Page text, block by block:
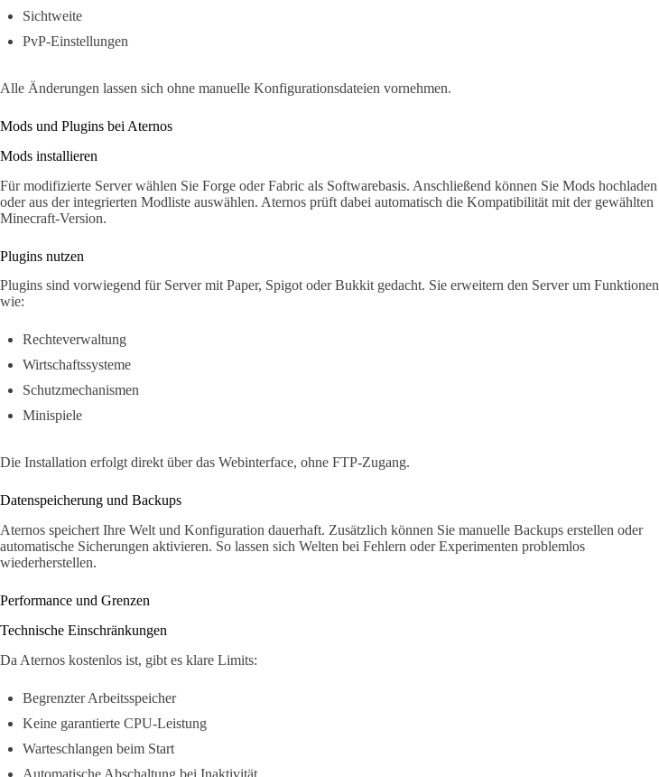
Sichtweite
PvP-Einstellungen
Alle Änderungen lassen sich ohne manuelle Konfigurationsdateien vornehmen.
Mods und Plugins bei Aternos
Mods installieren
Für modifizierte Server wählen Sie Forge oder Fabric als Softwarebasis. Anschließend können Sie Mods hochladen
oder aus der integrierten Modliste auswählen. Aternos prüft dabei automatisch die Kompatibilität mit der gewählten
Minecraft-Version.
Plugins nutzen
Plugins sind vorwiegend für Server mit Paper, Spigot oder Bukkit gedacht. Sie erweitern den Server um Funktionen
wie:
Rechteverwaltung
Wirtschaftssysteme
Schutzmechanismen
Minispiele
Die Installation erfolgt direkt über das Webinterface, ohne FTP-Zugang.
Datenspeicherung und Backups
Aternos speichert Ihre Welt und Konfiguration dauerhaft. Zusätzlich können Sie manuelle Backups erstellen oder
automatische Sicherungen aktivieren. So lassen sich Welten bei Fehlern oder Experimenten problemlos
wiederherstellen.
Performance und Grenzen
Technische Einschränkungen
Da Aternos kostenlos ist, gibt es klare Limits:
Begrenzter Arbeitsspeicher
Keine garantierte CPU-Leistung
Warteschlangen beim Start
Automatische Abschaltung bei Inaktivität